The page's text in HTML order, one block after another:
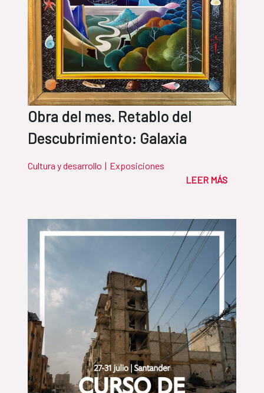
Obra del mes. Retablo del
Descubrimiento: Galaxia
Cultura y desarrollo | Exposiciones
LEER MÁS